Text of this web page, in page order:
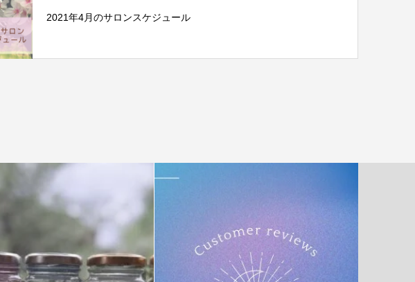
2021年4月のサロンスケジュール